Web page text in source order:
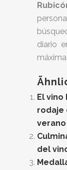
diario
El
rodaje
verano
del